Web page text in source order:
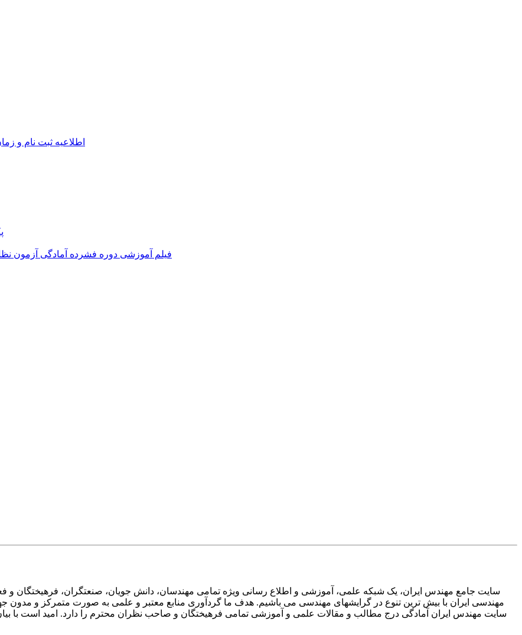
اطلاعیه ثبت نام و
فیلم آموزشی دوره فشرده آمادگی آزمون
سایت جامع مهندس ایران، یک شبکه علمی، آموزشی و اطلاع رسانی ویژه تمامی مهندسان، دانش جویان، صنعتگران، فرهیختگان و
مهندسی ایران با بیش ترین تنوع در گرایشهای مهندسی می باشیم. هدف ما گردآوری منابع معتبر و علمی به صورت متمرکز و مدون
سایت مهندس ایران آمادگی درج مطالب و مقالات علمی و آموزشی تمامی فرهیختگان و صاحب نظران محترم را دارد. امید است با بیان